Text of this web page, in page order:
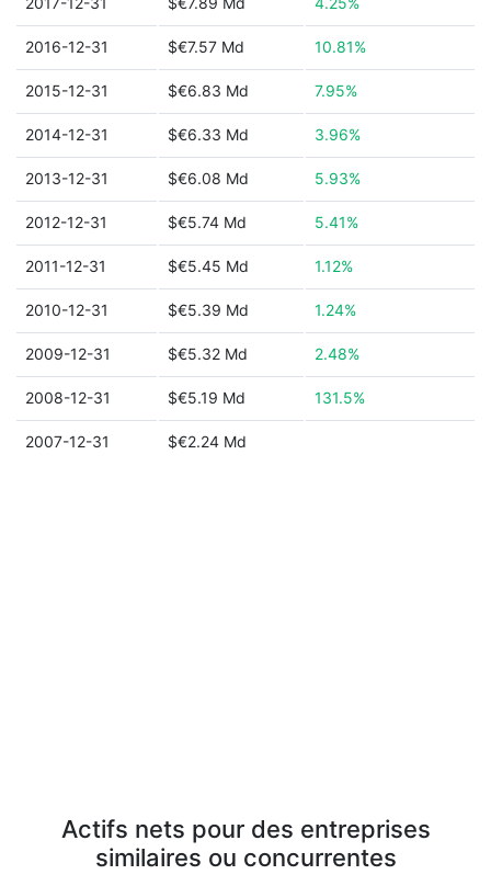
2016-12-31 $€7.57 Md 10.81%
2015-12-31 $€6.83 Md 7.95%
2014-12-31 $€6.33 Md 3.96%
2013-12-31 $€6.08 Md 5.93%
2012-12-31 $€5.74 Md 5.41%
2011-12-31 $€5.45 Md 1.12%
2010-12-31 $€5.39 Md 1.24%
2009-12-31 $€5.32 Md 2.48%
2008-12-31 $€5.19 Md 131.5%
2007-12-31 $€2.24 Md
Actifs nets pour des entreprises
similaires ou concurrentes